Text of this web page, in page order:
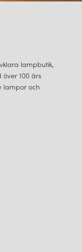
lampbutik,
över 100 års
lampor och